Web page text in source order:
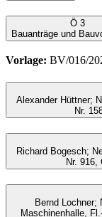
Ö 3
Bauanträge und
Vorlage: BV/016/
Alexander Hüttner;
Nr.
Richard Bogesch;
Nr. 916,
Bernd Lochner;
Maschinenhalle,